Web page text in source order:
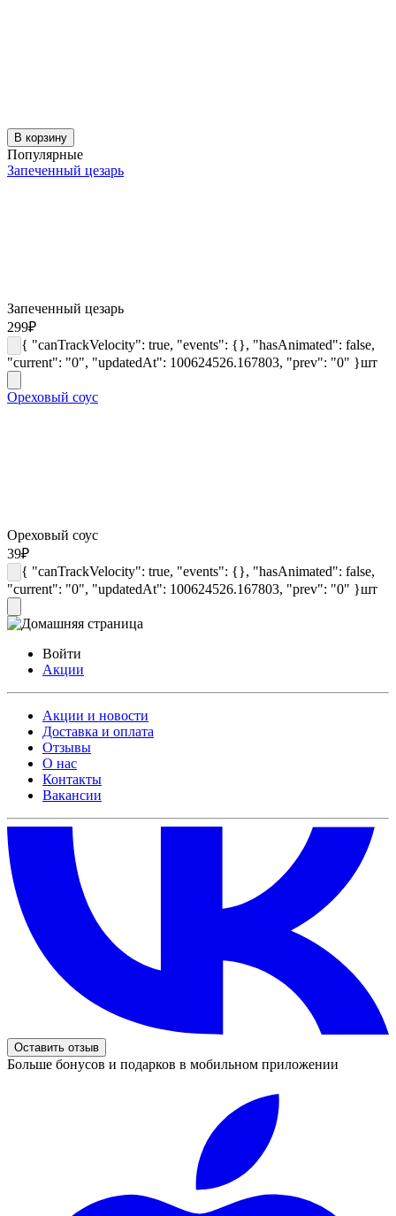
В корзину
Популярные
Запеченный цезарь
Запеченный цезарь
299₽
{ "canTrackVelocity": true, "events": {}, "hasAnimated": false,
"current": "0", "updatedAt": 100624526.167803, "prev": "0" }шт
Ореховый соус
Ореховый соус
39₽
{ "canTrackVelocity": true, "events": {}, "hasAnimated": false,
"current": "0", "updatedAt": 100624526.167803, "prev": "0" }шт
Войти
Акции
Акции и новости
Доставка и оплата
Отзывы
О нас
Контакты
Вакансии
Оставить отзыв
Больше бонусов и подарков в мобильном приложении